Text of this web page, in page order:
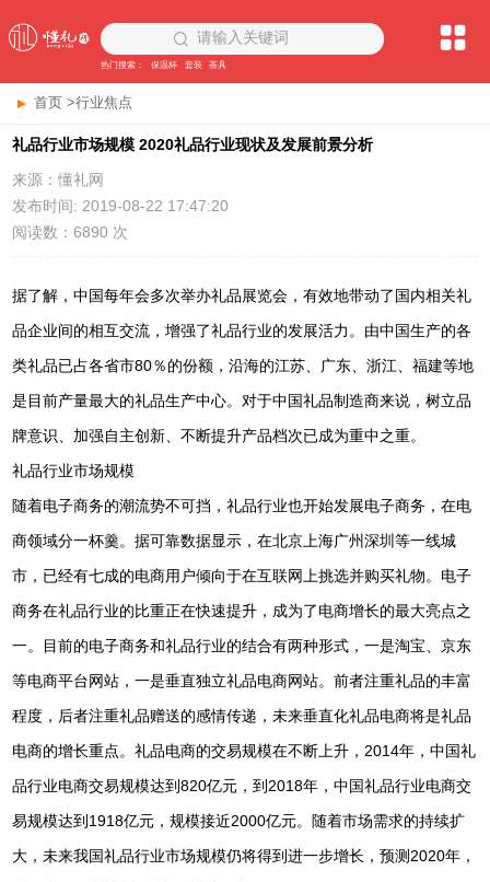
请输入关键词
热门搜索： 保温杯 套装 茶具
首页 >行业焦点
礼品行业市场规模 2020礼品行业现状及发展前景分析
来源：懂礼网
发布时间: 2019-08-22 17:47:20
阅读数：6890 次
据了解，中国每年会多次举办礼品展览会，有效地带动了国内相关礼
品企业间的相互交流，增强了礼品行业的发展活力。由中国生产的各
类礼品已占各省市80％的份额，沿海的江苏、广东、浙江、福建等地
是目前产量最大的礼品生产中心。对于中国礼品制造商来说，树立品
牌意识、加强自主创新、不断提升产品档次已成为重中之重。
礼品行业市场规模
随着电子商务的潮流势不可挡，礼品行业也开始发展电子商务，在电
商领域分一杯羹。据可靠数据显示，在北京上海广州深圳等一线城
市，已经有七成的电商用户倾向于在互联网上挑选并购买礼物。电子
商务在礼品行业的比重正在快速提升，成为了电商增长的最大亮点之
一。目前的电子商务和礼品行业的结合有两种形式，一是淘宝、京东
等电商平台网站，一是垂直独立礼品电商网站。前者注重礼品的丰富
程度，后者注重礼品赠送的感情传递，未来垂直化礼品电商将是礼品
电商的增长重点。礼品电商的交易规模在不断上升，2014年，中国礼
品行业电商交易规模达到820亿元，到2018年，中国礼品行业电商交
易规模达到1918亿元，规模接近2000亿元。随着市场需求的持续扩
大，未来我国礼品行业市场规模仍将得到进一步增长，预测2020年，